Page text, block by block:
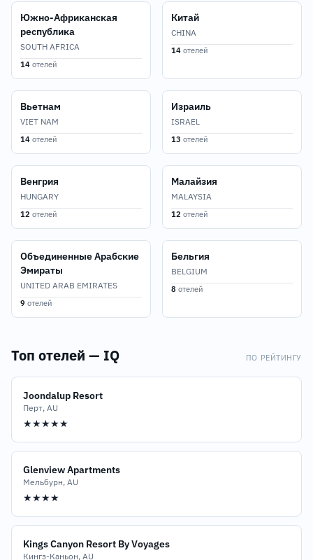
Южно-Африканская
республика
SOUTH AFRICA
14 отелей
Китай
CHINA
14 отелей
Вьетнам
VIET NAM
14 отелей
Израиль
ISRAEL
13 отелей
Венгрия
HUNGARY
12 отелей
Малайзия
MALAYSIA
12 отелей
Объединенные Арабские
Эмираты
UNITED ARAB EMIRATES
9 отелей
Бельгия
BELGIUM
8 отелей
Топ отелей — IQ ПО РЕЙТИНГУ
Joondalup Resort
Перт, AU
★★★★★
Glenview Apartments
Мельбурн, AU
★★★★
Kings Canyon Resort By Voyages
Кингз-Каньон, AU